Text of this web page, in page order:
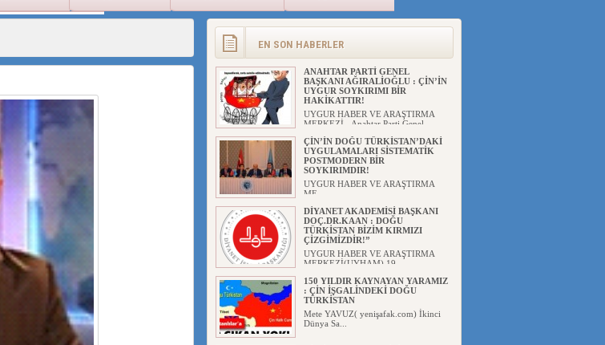
GARİP SANSÜR VE HADSIZ İHTAR
ÇOCUĞU AİLELERİNDEN KOPARDI
EN SON HABERLER
ANAHTAR PARTİ GENEL
BAŞKANI AĞIRALİOĞLU : ÇİN’İN
UYGUR SOYKIRIMI BİR
HAKİKATTIR!
UYGUR HABER VE ARAŞTIRMA
MERKEZİ Anahtar Parti Genel
ÇİN’İN DOĞU TÜRKİSTAN’DAKİ
UYGULAMALARI SİSTEMATİK
POSTMODERN BİR
SOYKIRIMDIR!
UYGUR HABER VE ARAŞTIRMA
ME...
DİYANET AKADEMİSİ BAŞKANI
DOÇ.DR.KAAN : DOĞU
TÜRKİSTAN BİZİM KIRMIZI
ÇİZGİMİZDİR!”
UYGUR HABER VE ARAŞTIRMA
MERKEZİ(UYHAM) 19...
150 YILDIR KAYNAYAN YARAMIZ
: ÇİN İŞGALİNDEKİ DOĞU
TÜRKİSTAN
Mete YAVUZ( yenişafak.com) İkinci
Dünya Sa...